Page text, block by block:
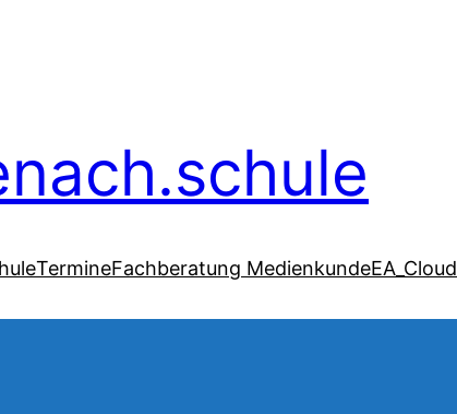
TermineFachberatung MedienkundeEA_Cloud